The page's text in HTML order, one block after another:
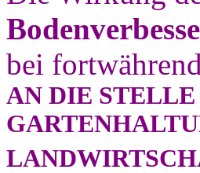
bei
AN DIE